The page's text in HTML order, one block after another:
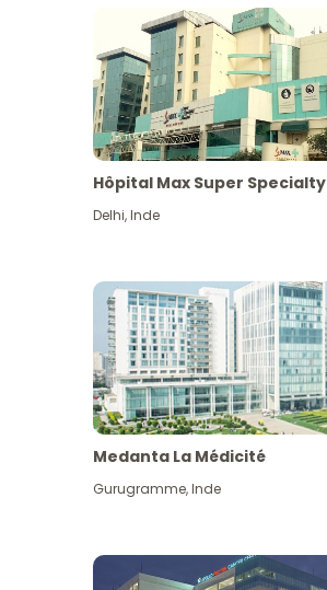
Hôpital Max Super Specialty
Delhi,Inde
Medanta La Médicité
Gurugramme,Inde